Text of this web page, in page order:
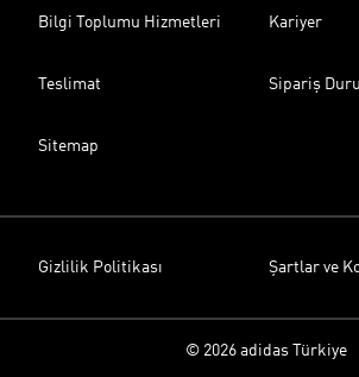
Bilgi Toplumu Hizmetleri Kariyer
Teslimat Sipariş
Sitemap
Gizlilik Politikası Şartlar ve
© 2026 adidas Türkiye